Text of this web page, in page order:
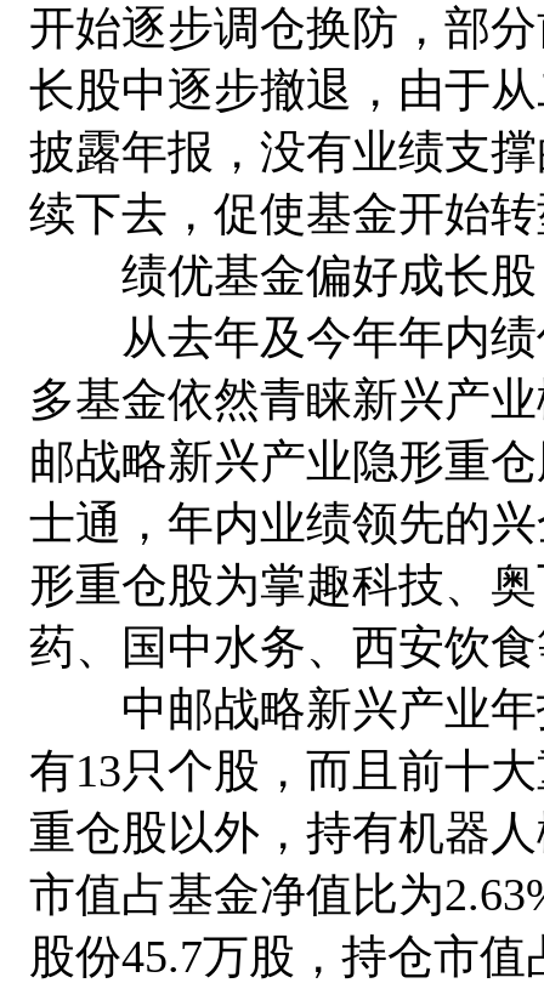
开始逐步调仓换防，部
长股中逐步撤退，由于
披露年报，没有业绩支
续下去，促使基金开始
绩优基金偏好成长股
从去年及今年年内绩
多基金依然青睐新兴产
邮战略新兴产业隐形重
士通，年内业绩领先的
形重仓股为掌趣科技、
药、国中水务、西安饮
中邮战略新兴产业年
有13只个股，而且前十
重仓股以外，持有机器
市值占基金净值比为
股份45.7万股，持仓市